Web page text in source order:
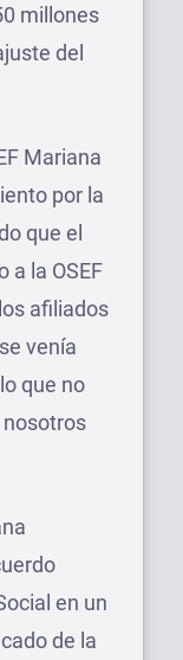
millones
del
Mariana
por la
que el
a la OSEF
afiliados
venía
que no
nosotros
en un
de la